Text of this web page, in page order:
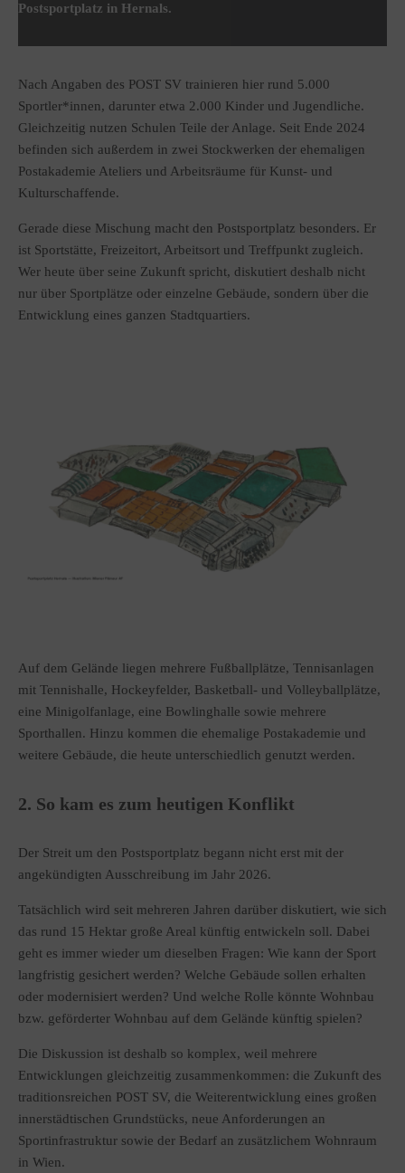
Postsportplatz in Hernals.
Nach Angaben des POST SV trainieren hier rund 5.000
Sportler*innen, darunter etwa 2.000 Kinder und Jugendliche.
Gleichzeitig nutzen Schulen Teile der Anlage. Seit Ende 2024
befinden sich außerdem in zwei Stockwerken der ehemaligen
Postakademie Ateliers und Arbeitsräume für Kunst- und
Kulturschaffende.
Gerade diese Mischung macht den Postsportplatz besonders. Er
ist Sportstätte, Freizeitort, Arbeitsort und Treffpunkt zugleich.
Wer heute über seine Zukunft spricht, diskutiert deshalb nicht
nur über Sportplätze oder einzelne Gebäude, sondern über die
Entwicklung eines ganzen Stadtquartiers.
Auf dem Gelände liegen mehrere Fußballplätze, Tennisanlagen
mit Tennishalle, Hockeyfelder, Basketball- und Volleyballplätze,
eine Minigolfanlage, eine Bowlinghalle sowie mehrere
Sporthallen. Hinzu kommen die ehemalige Postakademie und
weitere Gebäude, die heute unterschiedlich genutzt werden.
2. So kam es zum heutigen Konflikt
Der Streit um den Postsportplatz begann nicht erst mit der
angekündigten Ausschreibung im Jahr 2026.
Tatsächlich wird seit mehreren Jahren darüber diskutiert, wie sich
das rund 15 Hektar große Areal künftig entwickeln soll. Dabei
geht es immer wieder um dieselben Fragen: Wie kann der Sport
langfristig gesichert werden? Welche Gebäude sollen erhalten
oder modernisiert werden? Und welche Rolle könnte Wohnbau
bzw. geförderter Wohnbau auf dem Gelände künftig spielen?
Die Diskussion ist deshalb so komplex, weil mehrere
Entwicklungen gleichzeitig zusammenkommen: die Zukunft des
traditionsreichen POST SV, die Weiterentwicklung eines großen
innerstädtischen Grundstücks, neue Anforderungen an
Sportinfrastruktur sowie der Bedarf an zusätzlichem Wohnraum
in Wien.